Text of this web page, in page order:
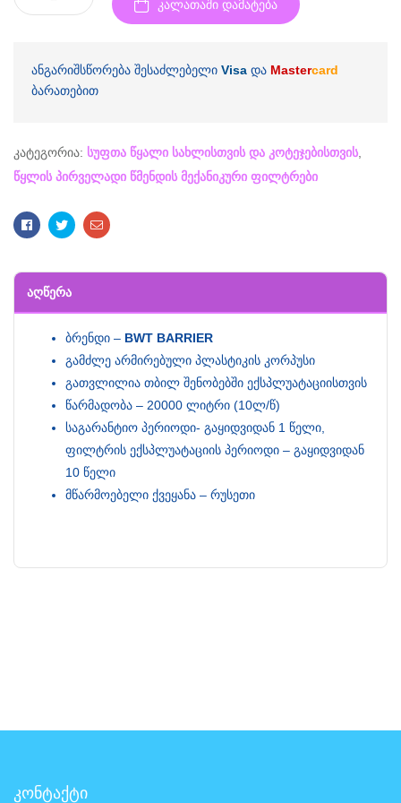
კალათაში დამატება
ანგარიშსწორება შესაძლებელი Visa და Mastercard
ბარათებით
კატეგორია: სუფთა წყალი სახლისთვის და კოტეჯებისთვის
წყლის პირველადი წმენდის მექანიკური ფილტრები
FacebookTwitterEmail
ᲐᲦᲬᲔᲠᲐ
ბრენდი – BWT BARRIER
გამძლე არმირებული პლასტიკის კორპუსი
გათვლილია თბილ შენობებში ექსპლუატაციისთვის
წარმადობა – 20000 ლიტრი (10ლ/წ)
საგარანტიო პერიოდი- გაყიდვიდან 1 წელი,
ფილტრის ექსპლუატაციის პერიოდი – გაყიდვიდან
10 წელი
მწარმოებელი ქვეყანა – რუსეთი
კონტაქტი